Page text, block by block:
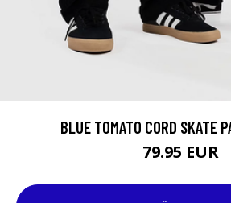
BLUE TOMATO CORD SKATE
79.95 EUR